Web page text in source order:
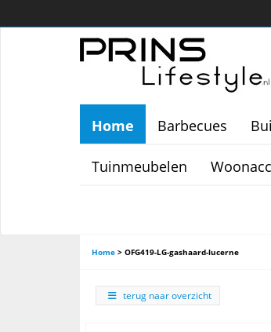
Home Barbecues
Tuinmeubelen
Home > OFG419-LG-gashaard-lucerne
terug naar overzicht